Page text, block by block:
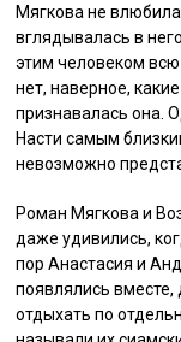
Мягкова не
вглядывалась в
этим человеком
нет, наверное,
признавалась она.
Насти самым
невозможно
Роман Мягкова и
даже удивились,
пор Анастасия и
появлялись вместе,
отдыхать по